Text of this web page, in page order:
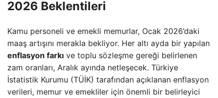
2026 Beklentileri
Kamu personeli ve emekli memurlar, Ocak 2026’daki
maaş artışını merakla bekliyor. Her altı ayda bir yapılan
enflasyon farkı ve toplu sözleşme gereği belirlenen
zam oranları, Aralık ayında netleşecek. Türkiye
İstatistik Kurumu (TÜİK) tarafından açıklanan enflasyon
verileri, memur ve emekliler için önemli bir belirleyici